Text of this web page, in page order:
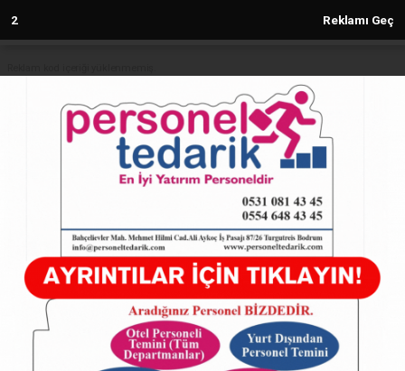
1 Reklamı Geç
Anasayfa
Sakarya Büyükşehir Mesudiye’yi
tablo gibi işledi
12.09.2024 - 12:30, Güncelleme: 12.09.2024 - 12:30
5254+ kez okundu.
ABONE OL